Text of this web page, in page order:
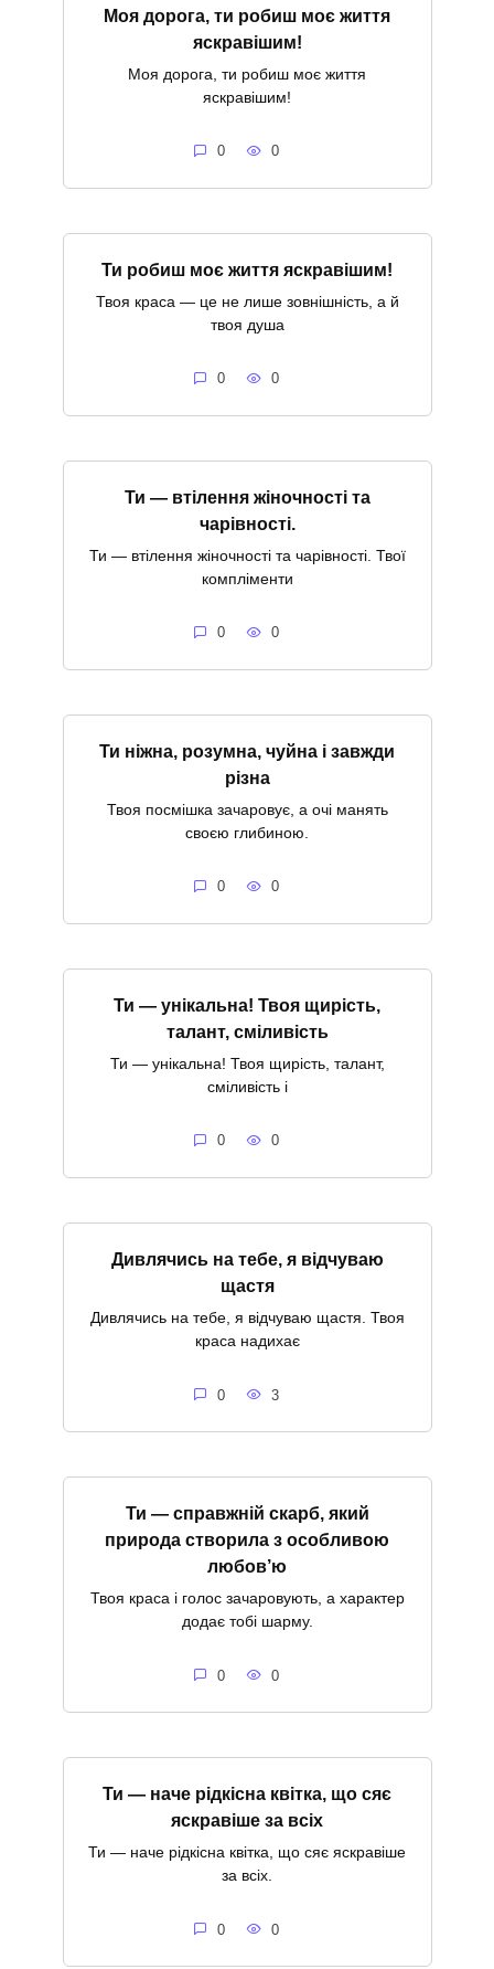
Моя дорога, ти робиш моє життя
яскравішим!
Моя дорога, ти робиш моє життя
яскравішим!
0 0
Ти робиш моє життя яскравішим!
Твоя краса — це не лише зовнішність, а й
твоя душа
0 0
Ти — втілення жіночності та
чарівності.
Ти — втілення жіночності та чарівності. Твої
компліменти
0 0
Ти ніжна, розумна, чуйна і завжди
різна
Твоя посмішка зачаровує, а очі манять
своєю глибиною.
0 0
Ти — унікальна! Твоя щирість,
талант, сміливість
Ти — унікальна! Твоя щирість, талант,
сміливість і
0 0
Дивлячись на тебе, я відчуваю
щастя
Дивлячись на тебе, я відчуваю щастя. Твоя
краса надихає
0 3
Ти — справжній скарб, який
природа створила з особливою
любов’ю
Твоя краса і голос зачаровують, а характер
додає тобі шарму.
0 0
Ти — наче рідкісна квітка, що сяє
яскравіше за всіх
Ти — наче рідкісна квітка, що сяє яскравіше
за всіх.
0 0